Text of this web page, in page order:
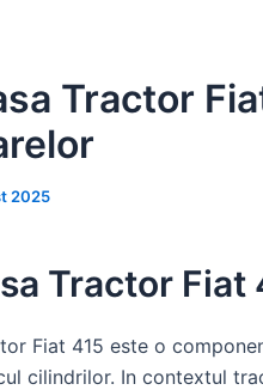
Tractor
2025
Tractor Fiat
Fiat 415 este o
cilindrilor. In contextul